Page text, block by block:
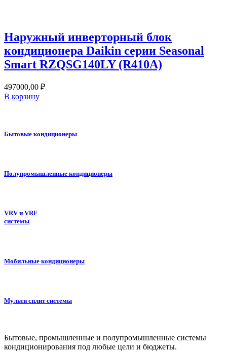
Наружный инверторный блок
кондиционера Daikin серии Seasonal
Smart RZQSG140LY (R410A)
497000,00 ₽
В корзину
Бытовые кондиционеры
Полупромышленные кондиционеры
VRV и VRF
системы
Мобильные кондиционеры
Мульти сплит системы
Бытовые, промышленные и полупромышленные системы
кондиционирования под любые цели и бюджеты.